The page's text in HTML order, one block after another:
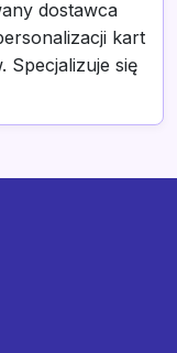
dostawca
kart
Specjalizuje się